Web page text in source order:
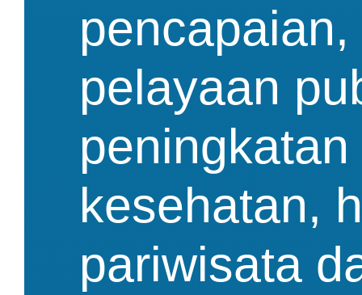
pelayaan
kesehatan,
pariwisata